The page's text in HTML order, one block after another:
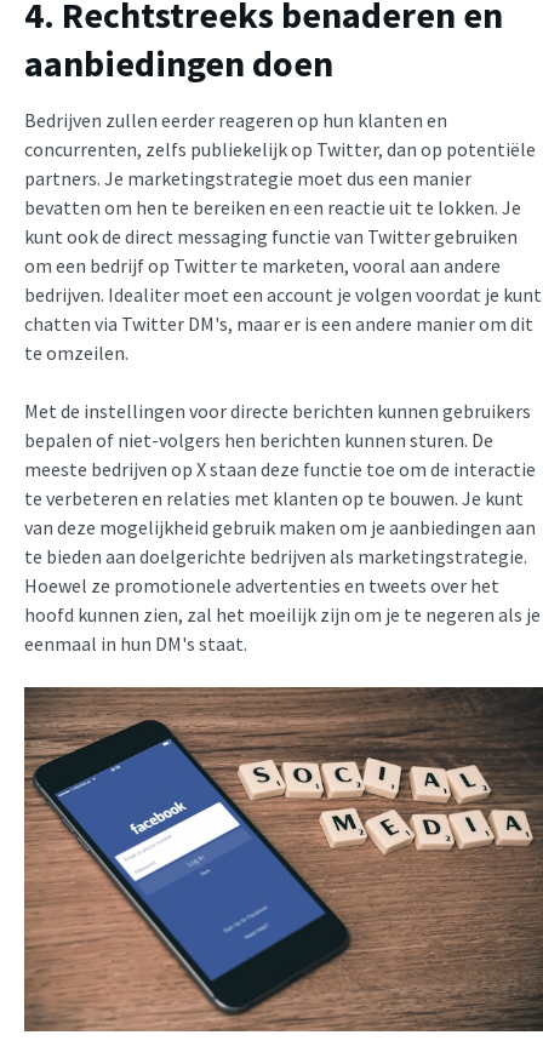
4. Rechtstreeks benaderen en
aanbiedingen doen
Bedrijven zullen eerder reageren op hun klanten en
concurrenten, zelfs publiekelijk op Twitter, dan op potentiële
partners. Je marketingstrategie moet dus een manier
bevatten om hen te bereiken en een reactie uit te lokken. Je
kunt ook de direct messaging functie van Twitter gebruiken
om een bedrijf op Twitter te marketen, vooral aan andere
bedrijven. Idealiter moet een account je volgen voordat je kunt
chatten via Twitter DM's, maar er is een andere manier om dit
te omzeilen.
Met de instellingen voor directe berichten kunnen gebruikers
bepalen of niet-volgers hen berichten kunnen sturen. De
meeste bedrijven op X staan deze functie toe om de interactie
te verbeteren en relaties met klanten op te bouwen. Je kunt
van deze mogelijkheid gebruik maken om je aanbiedingen aan
te bieden aan doelgerichte bedrijven als marketingstrategie.
Hoewel ze promotionele advertenties en tweets over het
hoofd kunnen zien, zal het moeilijk zijn om je te negeren als je
eenmaal in hun DM's staat.